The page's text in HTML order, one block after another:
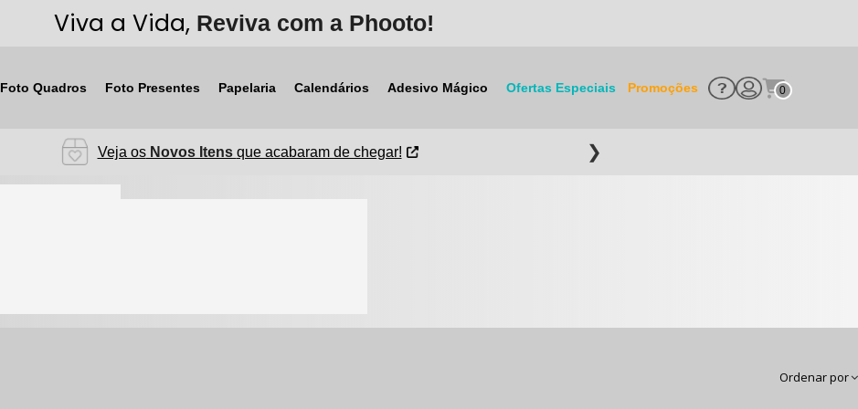
Viva a Vida, Reviva com a Phooto!
Foto Quadros Foto Presentes Papelaria Calendários Adesivo Mágico Ofertas Especiais Promoções 0
Veja osNovos Itens que acabaram de chegar! ❯
Ordenar por